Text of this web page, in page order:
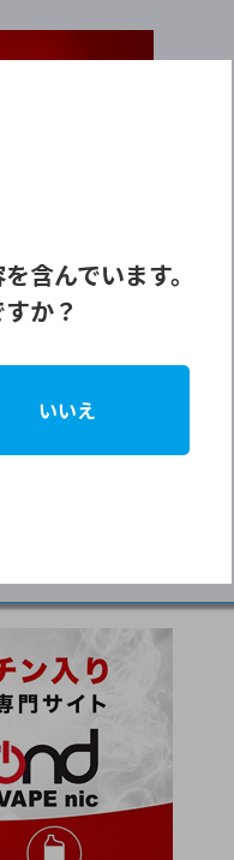
を取り扱う通販サイ
ます 。
バーを比較しながら
含んでいます。
か？
いいえ